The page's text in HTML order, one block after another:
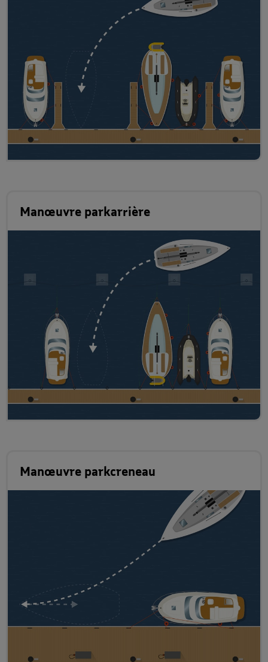
Manœuvre parkarrière
Manœuvre parkcreneau